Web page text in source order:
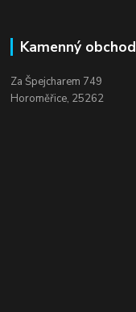
Kamenný obchod
Za Špejcharem 749
Horoměřice, 25262